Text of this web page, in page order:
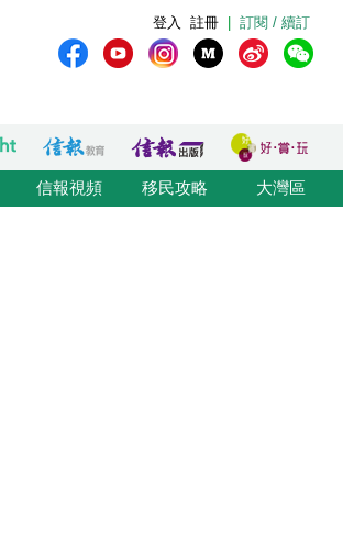
訂閱 / 續訂
註冊
登入
信報視頻 移民攻略 大灣區